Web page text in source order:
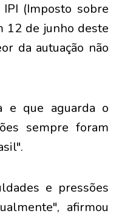
(Imposto sobre
12 de junho deste
da autuação não
e que aguarda o
sempre foram
e pressões
afirmou